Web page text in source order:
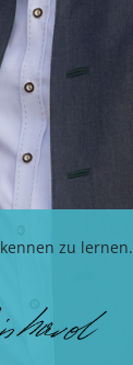
zu lernen.